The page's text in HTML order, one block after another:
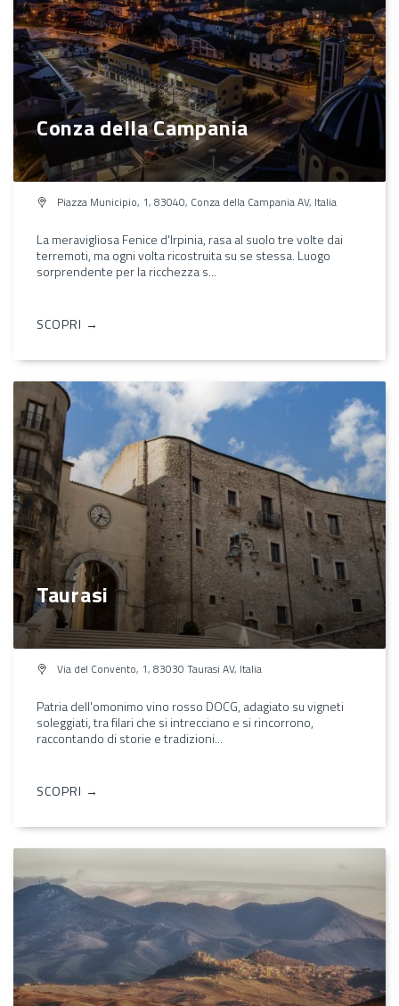
Conza della Campania
Piazza Municipio, 1, 83040, Conza della Campania AV, Italia
La meravigliosa Fenice d'Irpinia, rasa al suolo tre volte dai
terremoti, ma ogni volta ricostruita su se stessa. Luogo
sorprendente per la ricchezza s...
SCOPRI →
Taurasi
Via del Convento, 1, 83030 Taurasi AV, Italia
Patria dell'omonimo vino rosso DOCG, adagiato su vigneti
soleggiati, tra filari che si intrecciano e si rincorrono,
raccontando di storie e tradizioni...
SCOPRI →